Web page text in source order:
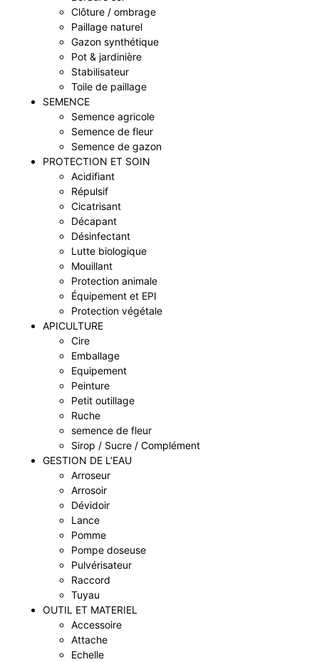
Clôture / ombrage
Paillage naturel
Gazon synthétique
Pot & jardinière
Stabilisateur
Toile de paillage
SEMENCE
Semence agricole
Semence de fleur
Semence de gazon
PROTECTION ET SOIN
Acidifiant
Répulsif
Cicatrisant
Décapant
Désinfectant
Lutte biologique
Mouillant
Protection animale
Équipement et EPI
Protection végétale
APICULTURE
Cire
Emballage
Equipement
Peinture
Petit outillage
Ruche
semence de fleur
Sirop / Sucre / Complément
GESTION DE L’EAU
Arroseur
Arrosoir
Dévidoir
Lance
Pomme
Pompe doseuse
Pulvérisateur
Raccord
Tuyau
OUTIL ET MATERIEL
Accessoire
Attache
Echelle